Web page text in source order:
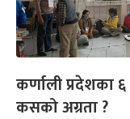
कर्णाली प्रदेशका
कसको अग्रता ?